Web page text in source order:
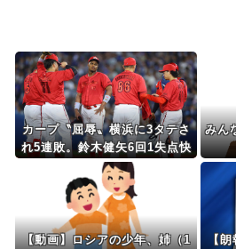
Powered by livedoor 相互RSS
カープ〝屈辱〟横浜に3タテさ
れ5連敗。鈴木健矢6回1失点快
投も辰見痛恨の三盗失敗でチャ
ンス消滅。完封負けで借金18
【広島0-3DeNA/試合結果】
みん
【動画】ロシアの少年、姉（1
【